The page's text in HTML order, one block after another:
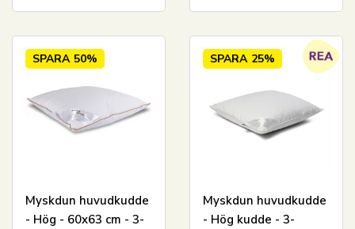
SPARA 50%
Myskdun huvudkudde
- Hög - 60x63 cm - 3-
SPARA 25%
Myskdun huvudkudde
- Hög kudde - 3-